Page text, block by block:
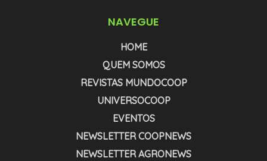
NAVEGUE
HOME
QUEM SOMOS
REVISTAS MUNDOCOOP
UNIVERSOCOOP
EVENTOS
NEWSLETTER COOPNEWS
NEWSLETTER AGRONEWS